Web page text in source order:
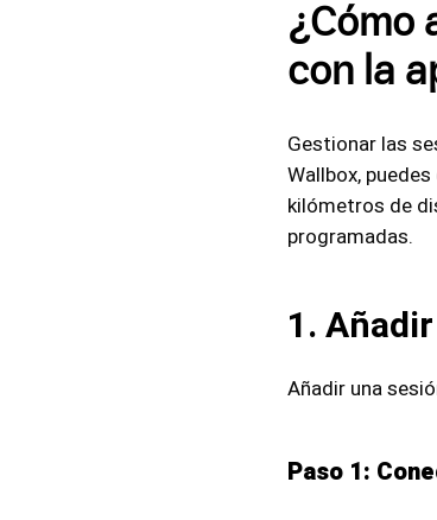
¿Cómo
con la
Gestionar las
Wallbox,
kilómetros de
programadas.
1.
Añadir una
Paso 1: